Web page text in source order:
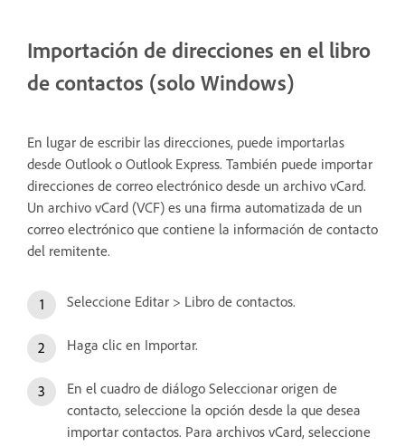
Importación de direcciones en el libro
de contactos (solo Windows)
En lugar de escribir las direcciones, puede importarlas
desde Outlook o Outlook Express. También puede importar
direcciones de correo electrónico desde un archivo vCard.
Un archivo vCard (VCF) es una firma automatizada de un
correo electrónico que contiene la información de contacto
del remitente.
Seleccione Editar > Libro de contactos.
Haga clic en Importar.
En el cuadro de diálogo Seleccionar origen de
contacto, seleccione la opción desde la que desea
importar contactos. Para archivos vCard, seleccione